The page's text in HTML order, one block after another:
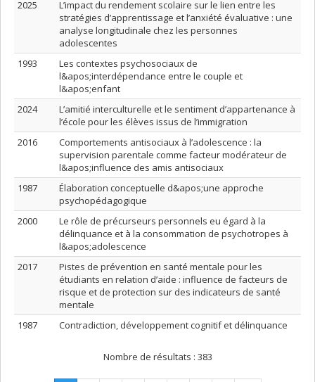
2025
L’impact du rendement scolaire sur le lien entre les
stratégies d’apprentissage et l’anxiété évaluative : une
analyse longitudinale chez les personnes
adolescentes
1993
Les contextes psychosociaux de
l&apos;interdépendance entre le couple et
l&apos;enfant
2024
L’amitié interculturelle et le sentiment d’appartenance à
l’école pour les élèves issus de l’immigration
2016
Comportements antisociaux à l’adolescence : la
supervision parentale comme facteur modérateur de
l&apos;influence des amis antisociaux
1987
Élaboration conceptuelle d&apos;une approche
psychopédagogique
2000
Le rôle de précurseurs personnels eu égard à la
délinquance et à la consommation de psychotropes à
l&apos;adolescence
2017
Pistes de prévention en santé mentale pour les
étudiants en relation d’aide : influence de facteurs de
risque et de protection sur des indicateurs de santé
mentale
1987
Contradiction, développement cognitif et délinquance
Nombre de résultats : 383